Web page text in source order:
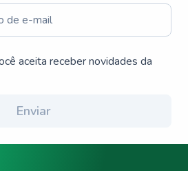
aceita receber novidades da
Enviar